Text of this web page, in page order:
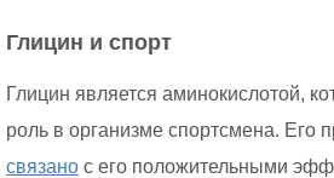
Глицин и спорт
Глицин является аминокислотой,
роль в организме спортсмена. Его
связано с его положительными